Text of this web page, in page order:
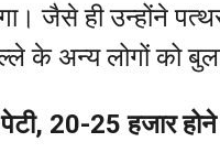
जैसे ही उन्होंने
के अन्य लोगों को
20-25 हजार